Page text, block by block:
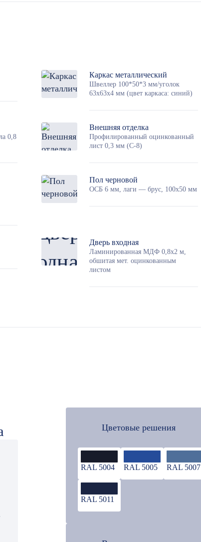
Каркас металлический
Швеллер 100*50*3 мм/уголок
63х63х4 мм (цвет каркаса: синий)
0,8
Внешняя отделка
Профилированный оцинкованный
лист 0,3 мм (С-8)
Пол черновой
ОСБ 6 мм, лаги — брус, 100х50 мм
Дверь входная
Ламинированная МДФ 0,8х2 м,
обшитая мет. оцинкованным
листом
Цветовые решения
RAL 5004 RAL 5005 RAL 5007
RAL 5011